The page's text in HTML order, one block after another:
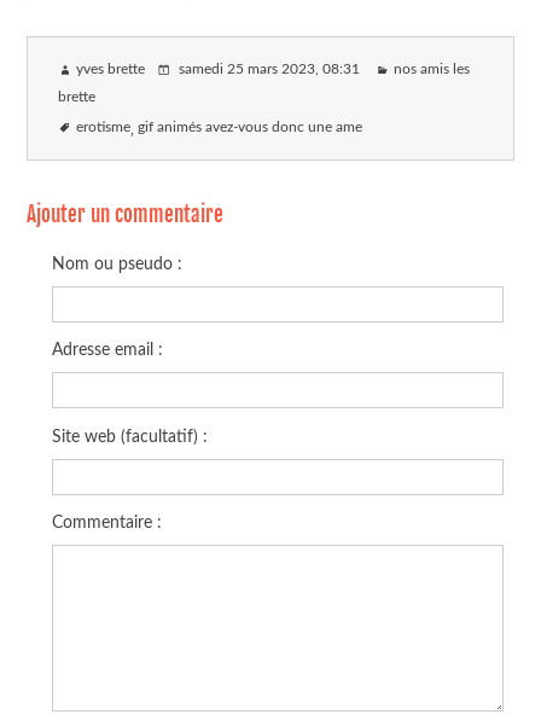
yves brette samedi 25 mars 2023, 08:31 nos amis les
brette
erotisme gif animés avez-vous donc une ame
Ajouter un commentaire
Nom ou pseudo :
Adresse email :
Site web (facultatif) :
Commentaire :